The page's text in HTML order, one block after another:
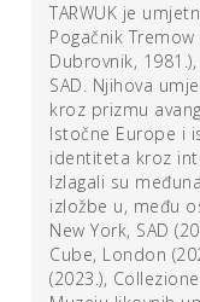
komada opuštenih
to opisuje kao
alternativna (ili
mjesto
mikroagresije,
izranjaju kroz
fokusu je, kao i
zajedništva te
emocionalne i
rješenja ili
unutar
TARWUK je
Pogačnik
Dubrovnik,
SAD. Njihova
kroz prizmu
Istočne Europe i
identiteta kroz
Izlagali su
izložbe u, među
New York, SAD
Cube, London
(2023.),